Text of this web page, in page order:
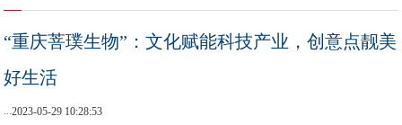
“重庆菩璞生物”：文化赋能科技产业，创意点靓美
好生活
...2023-05-29 10:28:53